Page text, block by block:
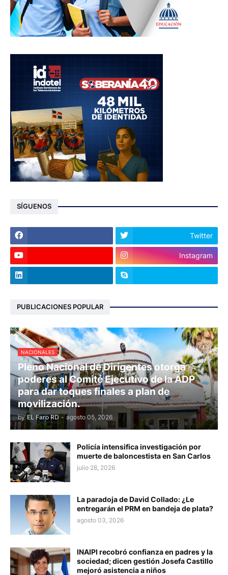
SÍGUENOS
Twitter
Instagram
PUBLICACIONES POPULAR
NACIONALES
Pleno Nacional de Dirigentes otorga
poderes al Comité Ejecutivo de la ADP
para dar toques finales a plan de
movilización.
by EL Faro RD - agosto 05, 2026
Policía intensifica investigación por
muerte de baloncestista en San Carlos
julio 28, 2026
La paradoja de David Collado: ¿Le
entregarán el PRM en bandeja de plata?
agosto 03, 2026
INAIPI recobró confianza en padres y la
sociedad; dicen gestión Josefa Castillo
mejoró asistencia a niños